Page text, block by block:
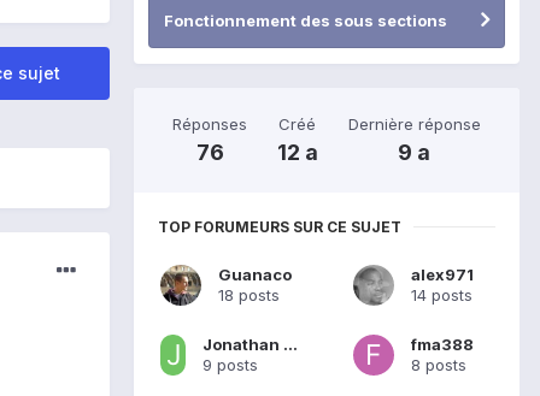
sujet
Fonctionnement des sous sections
Réponses
76
Créé
12 a
Dernière réponse
9 a
TOP FORUMEURS SUR CE SUJET
Guanaco
18 posts
alex971
14 posts
Jonathan Tordjman
9 posts
fma388
8 posts